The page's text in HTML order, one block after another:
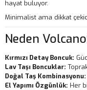
hayat buluyor.
Minimalist ama dikkat
Neden
Kırmızı Detay Boncuk:
Lav Taşı Boncuklar:
Doğal Taş Kombinasyonu:
El Yapımı Özgünlük: Her